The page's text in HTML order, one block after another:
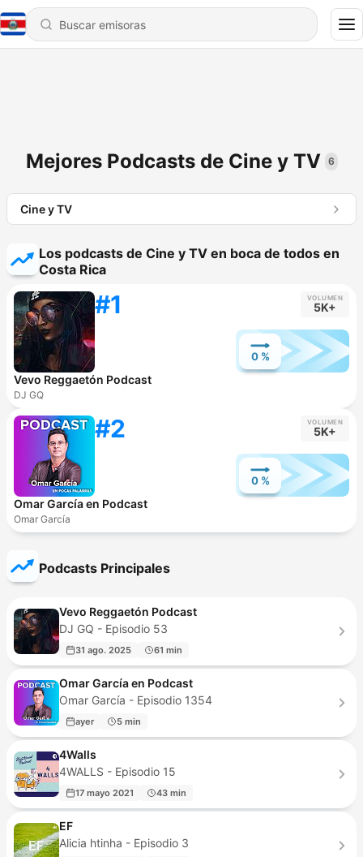
Mejores Podcasts de Cine y TV 6
Cine y TV
Los podcasts de Cine y TV en boca de todos en
Costa Rica
#1 VOLUMEN
5K+
0 %
Vevo Reggaetón Podcast
DJ GQ
#2 VOLUMEN
5K+
0 %
Omar García en Podcast
Omar García
Podcasts Principales
Vevo Reggaetón Podcast
DJ GQ - Episodio 53
31 ago. 2025 61 min
Omar García en Podcast
Omar García - Episodio 1354
ayer 5 min
4Walls
4WALLS - Episodio 15
17 mayo 2021 43 min
EF
Alicia htinha - Episodio 3